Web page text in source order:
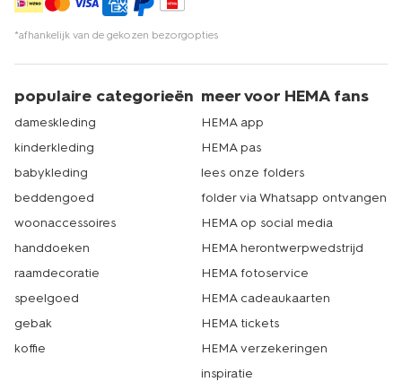
*afhankelijk van de gekozen bezorgopties
populaire categorieën
dameskleding
kinderkleding
babykleding
beddengoed
woonaccessoires
handdoeken
raamdecoratie
speelgoed
gebak
koffie
meer voor HEMA fans
HEMA app
HEMA pas
lees onze folders
folder via Whatsapp ontvangen
HEMA op social media
HEMA herontwerpwedstrijd
HEMA fotoservice
HEMA cadeaukaarten
HEMA tickets
HEMA verzekeringen
inspiratie